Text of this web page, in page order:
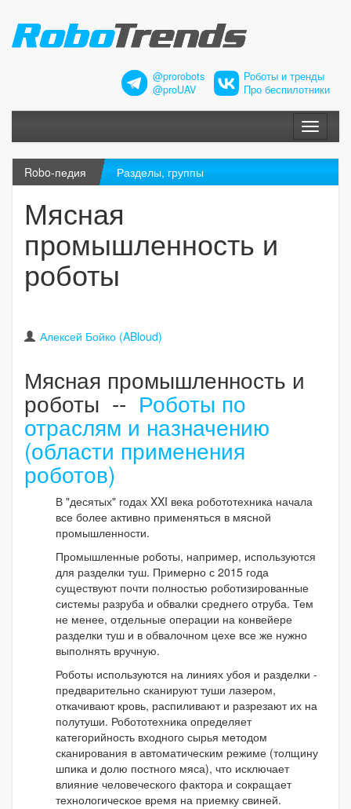
@prorobots
@proUAV
Роботы и тренды
Про беспилотники
Меню
Robo-педия Разделы, группы
Мясная
промышленность и
роботы
Алексей Бойко (ABloud)
Мясная промышленность и
роботы -- Роботы по
отраслям и назначению
(области применения
роботов)
В "десятых" годах XXI века робототехника начала
все более активно применяться в мясной
промышленности.
Промышленные роботы, например, используются
для разделки туш. Примерно с 2015 года
существуют почти полностью роботизированные
системы разруба и обвалки среднего отруба. Тем
не менее, отдельные операции на конвейере
разделки туш и в обвалочном цехе все же нужно
выполнять вручную.
Роботы используются на линиях убоя и разделки -
предварительно сканируют туши лазером,
откачивают кровь, распиливают и разрезают их на
полутуши. Робототехника определяет
категорийность входного сырья методом
сканирования в автоматическим режиме (толщину
шпика и долю постного мяса), что исключает
влияние человеческого фактора и сокращает
технологическое время на приемку свиней.